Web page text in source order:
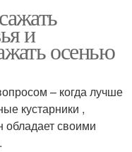
и
осенью
– когда лучше
кустарники ,
своими